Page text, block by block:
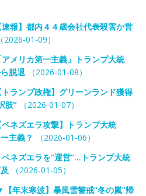
報】都内４４歳会社代表殺害か営
01-09）
メリカ第一主義」トランプ大統
脱退 （2026-01-08）
ランプ政権】グリーンランド獲得
肢”（2026-01-07）
ネズエラ攻撃】トランプ大統
主義？
（2026-01-06）
ネズエラを“運営”…トランプ大統
（2026-01-05）
年末寒波】暴風雪警戒“冬の嵐”帰